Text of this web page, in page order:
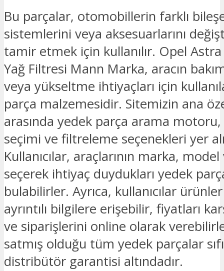
Bu parçalar, otomobillerin farklı
sistemlerini veya aksesuarlarını
tamir etmek için kullanılır. Opel Astra
Yağ Filtresi Mann Marka, aracın
veya yükseltme ihtiyaçları için
parça malzemesidir. Sitemizin ana
arasında yedek parça arama
seçimi ve filtreleme seçenekleri yer
Kullanıcılar, araçlarının marka, model
seçerek ihtiyaç duydukları yedek
bulabilirler. Ayrıca, kullanıcılar
ayrıntılı bilgilere erişebilir, fiyatları
ve siparişlerini online olarak
satmış olduğu tüm yedek parçalar
distribütör garantisi altındadır.